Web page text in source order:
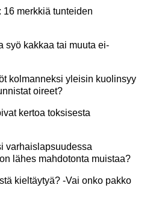
16 merkkiä tunteiden
syö kakkaa tai muuta ei-
kolmanneksi yleisin kuolinsyy
oireet?
kertoa toksisesta
varhaislapsuudessa
lähes mahdotonta muistaa?
kieltäytyä? -Vai onko pakko